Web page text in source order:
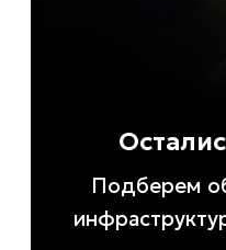
Подберем